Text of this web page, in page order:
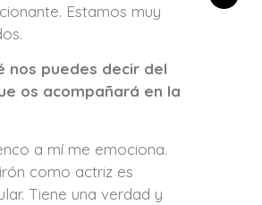
Estamos muy
nos puedes decir del
os acompañará en la
a mí me emociona.
como actriz es
Tiene una verdad y